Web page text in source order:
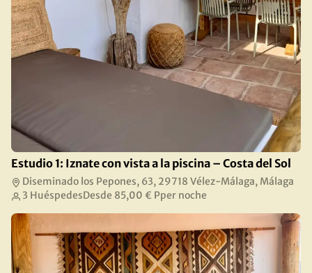
Estudio 1: Iznate con vista a la piscina – Costa del Sol
Diseminado los Pepones, 63, 29718 Vélez-Málaga, Málaga
3 HuéspedesDesde 85,00 € Pper noche